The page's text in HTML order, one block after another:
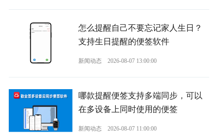
怎么提醒自己不要忘记家人生日？
支持生日提醒的便签软件
新闻动态 2026-08-07 13:00:00
哪款提醒便签支持多端同步，可以
在多设备上同时使用的便签
新闻动态 2026-08-07 11:00:00